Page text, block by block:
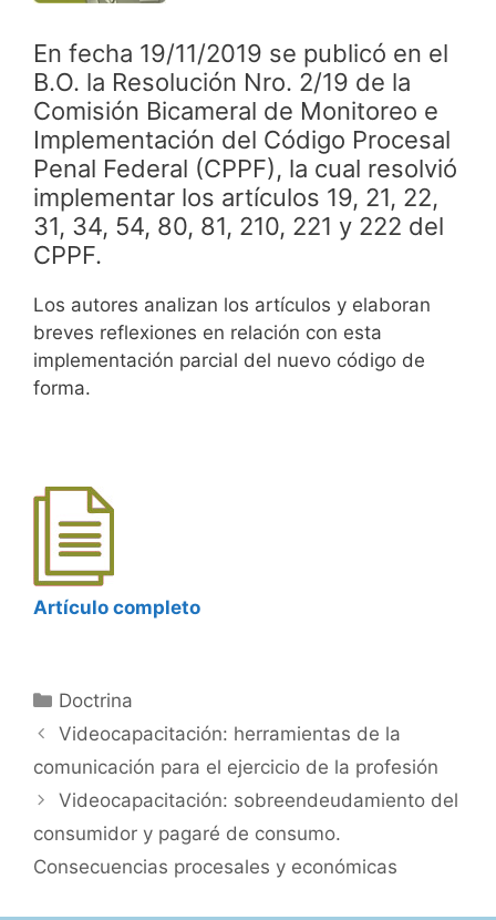
En fecha 19/11/2019 se publicó en el
B.O. la Resolución Nro. 2/19 de la
Comisión Bicameral de Monitoreo e
Implementación del Código Procesal
Penal Federal (CPPF), la cual resolvió
implementar los artículos 19, 21, 22,
31, 34, 54, 80, 81, 210, 221 y 222 del
CPPF.
Los autores analizan los artículos y elaboran
breves reflexiones en relación con esta
implementación parcial del nuevo código de
forma.
Artículo completo
Categorías
Doctrina
Videocapacitación: herramientas de la
comunicación para el ejercicio de la profesión
Videocapacitación: sobreendeudamiento del
consumidor y pagaré de consumo.
Consecuencias procesales y económicas